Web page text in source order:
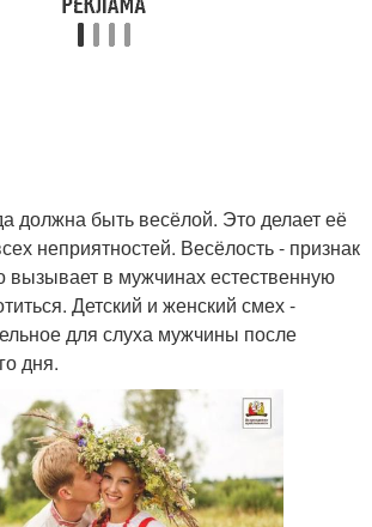
должна быть весёлой. Это делает её
неприятностей. Весёлость - признак
вызывает в мужчинах естественную
Детский и женский смех -
для слуха мужчины после
дня.